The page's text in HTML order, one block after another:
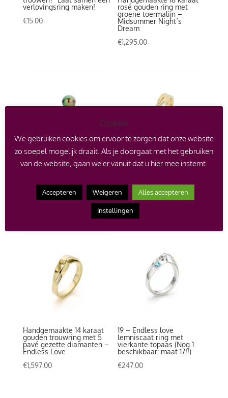
verlovingsring maken!
€15.00
rosé gouden ring met
groene toermalijn –
Midsummer Night`s
Dream
€1,295.00
Handgemaakte 18 karaat
tahiti parel en diamant
1,720.00
Handgemaakte 14 karaat
pavé gezette diamanten –
Together
€1,475.00
Handgemaakte 14 karaat
gouden trouwring met 5
pavé gezette diamanten –
Endless Love
€1,597.00
19 – Endless love
lemniscaat ring met
vierkante topaas (Nog 1
beschikbaar: maat 17!!)
€247.00
Cookies
We gebruiken cookies om ervoor te zorgen dat onze website
zo soepel mogelijk draait. Als je doorgaat met het gebruiken
van de website, gaan we er vanuit dat u hier mee instemt.
Accepteren Weigeren Alles accepteren
Instellingen